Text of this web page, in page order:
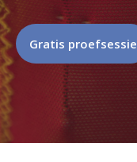
Gratis proefsessie